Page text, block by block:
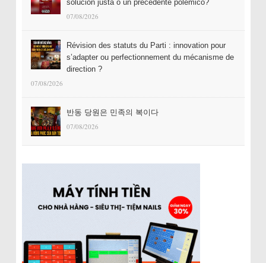
solución justa o un precedente polémico?
07/08/2026
Révision des statuts du Parti : innovation pour
s’adapter ou perfectionnement du mécanisme de
direction ?
07/08/2026
반동 당원은 민족의 복이다
07/08/2026